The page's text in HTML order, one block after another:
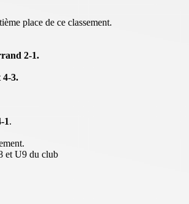
place de ce classement.
2-1.
4-3.
1.
et U9 du club